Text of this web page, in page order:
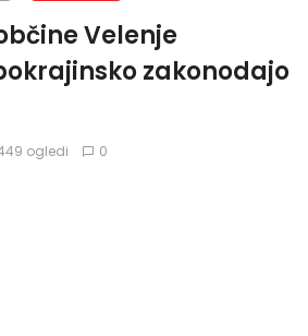
Velenje
zakonodajo
ogledi 0